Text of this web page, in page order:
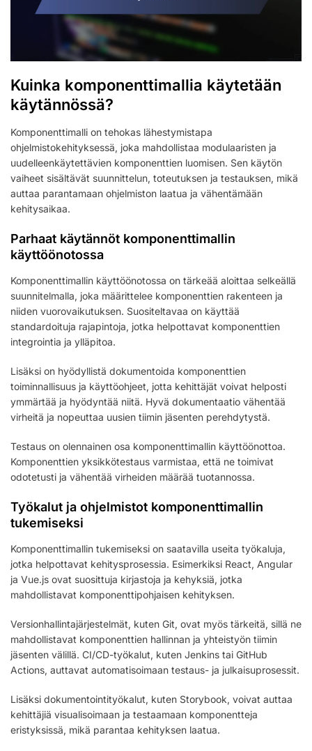
Kuinka komponenttimallia käytetään
käytännössä?
Komponenttimalli on tehokas lähestymistapa
ohjelmistokehityksessä, joka mahdollistaa modulaaristen ja
uudelleenkäytettävien komponenttien luomisen. Sen käytön
vaiheet sisältävät suunnittelun, toteutuksen ja testauksen, mikä
auttaa parantamaan ohjelmiston laatua ja vähentämään
kehitysaikaa.
Parhaat käytännöt komponenttimallin
käyttöönotossa
Komponenttimallin käyttöönotossa on tärkeää aloittaa selkeällä
suunnitelmalla, joka määrittelee komponenttien rakenteen ja
niiden vuorovaikutuksen. Suositeltavaa on käyttää
standardoituja rajapintoja, jotka helpottavat komponenttien
integrointia ja ylläpitoa.
Lisäksi on hyödyllistä dokumentoida komponenttien
toiminnallisuus ja käyttöohjeet, jotta kehittäjät voivat helposti
ymmärtää ja hyödyntää niitä. Hyvä dokumentaatio vähentää
virheitä ja nopeuttaa uusien tiimin jäsenten perehdytystä.
Testaus on olennainen osa komponenttimallin käyttöönottoa.
Komponenttien yksikkötestaus varmistaa, että ne toimivat
odotetusti ja vähentää virheiden määrää tuotannossa.
Työkalut ja ohjelmistot komponenttimallin
tukemiseksi
Komponenttimallin tukemiseksi on saatavilla useita työkaluja,
jotka helpottavat kehitysprosessia. Esimerkiksi React, Angular
ja Vue.js ovat suosittuja kirjastoja ja kehyksiä, jotka
mahdollistavat komponenttipohjaisen kehityksen.
Versionhallintajärjestelmät, kuten Git, ovat myös tärkeitä, sillä ne
mahdollistavat komponenttien hallinnan ja yhteistyön tiimin
jäsenten välillä. CI/CD-työkalut, kuten Jenkins tai GitHub
Actions, auttavat automatisoimaan testaus- ja julkaisuprosessit.
Lisäksi dokumentointityökalut, kuten Storybook, voivat auttaa
kehittäjiä visualisoimaan ja testaamaan komponentteja
eristyksissä, mikä parantaa kehityksen laatua.